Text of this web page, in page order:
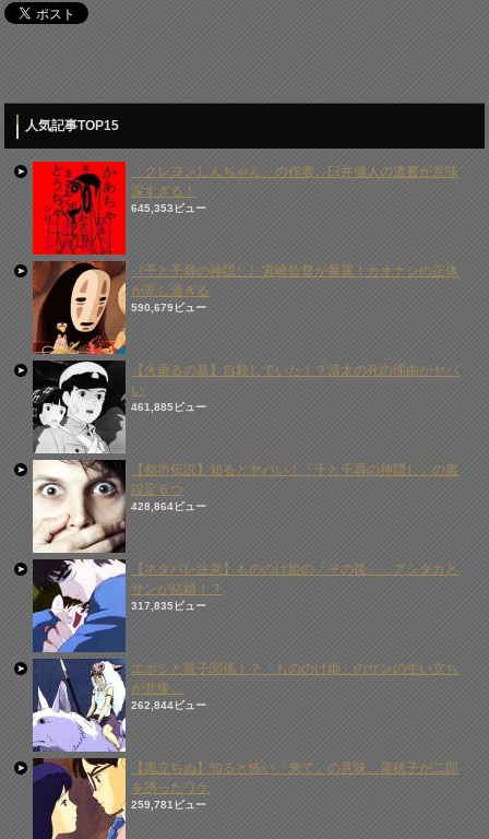
人気記事TOP15
「クレヨンしんちゃん」の作者、臼井儀人の遺書が意味
深すぎる！
645,353ビュー
《千と千尋の神隠し》宮崎監督が暴露！カオナシの正体
が悲し過ぎる
590,679ビュー
【火垂るの墓】自殺していた！？清太の死の理由がヤバ
い
461,885ビュー
【都市伝説】知るとヤバい！「千と千尋の神隠し」の裏
設定６つ
428,864ビュー
【ネタバレ注意】もののけ姫の「その後」…アシタカと
サンが結婚！？
317,835ビュー
エボシと親子関係！？「もののけ姫」のサンの生い立ち
が悲惨…
262,844ビュー
【風立ちぬ】知ると怖い「来て」の意味…菜穂子が二郎
を誘ったワケ
259,781ビュー